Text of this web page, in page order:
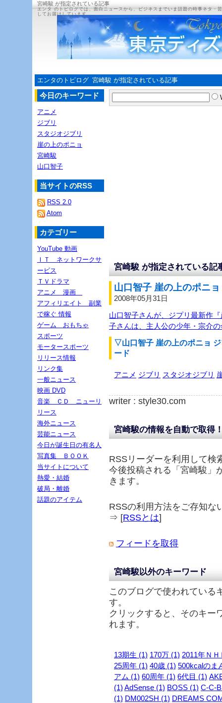
宮崎駿 が指定されている記事
エンタ のトピログでは、面白ニュースから、ビジネスまでいま話題の時事ネタ
してお届けしています。
エンタのトピログ 宮崎駿 が指定されている記事
宮崎駿 が指定されている記
山口智子 崖の上のポニ
2008年05月31日
山口智子さんが、ジプリ最新作
子さんは、主人公の少年・宗介
▽山口智子 崖の上のポニョ
ード
アニメ ジブリ スタジオジブリ
writer : style30.com
宮崎駿の情報を自動で取得
RSSリーダーを利用して検
今後投稿される「 宮崎駿 」
きます。
RSSの利用方法をご存知な
⇒ [RSSとは]
フィードを取得
宮崎駿以外のキーワード
このブログで使われている
す。
クリックすると、そのキー
れます。
13期生 (1) 170万 (1) 2011年Ｎ
25周年 (1) 40歳 (1) 500kcalのま
アム (1) 60周年 (1) 6代目 (1)
(1) AdSense (1) BOSS (1) C-C-
(1) DM002SH (1) DREAMS
今日のキーワード
アニメ
ジブリ
スタジオジブリ
崖の上のポニョ
宮崎駿
山口智子
当サイトのRSS
RSS 2.0
Atom
カテゴリー
YouTube 動画
ＩＴ ネットワークサ
ービス
ＴＶドラマ
アニメ 漫画
アフィリエイト 副業
で稼ぐ 情報
ゲーム おもちゃ
スポーツ
モータースポーツ
リリース情報
リンク集
一般ニュース
映画 DVD
音楽 ＣＤ ニューリ
リース
海外ニュース
芸能ニュース
今日が誕生日の有名人
写真集 ＢＯＯＫ
当サイトについて
熱愛・結婚
破局・離婚
話題のアイテム